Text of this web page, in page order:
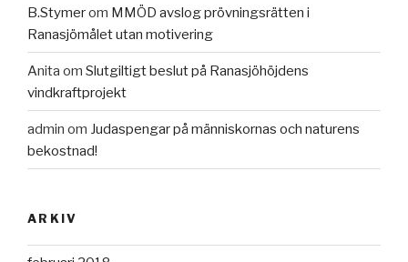
B.Stymerom MMÖD avslog prövningsrätten i
Ranasjömålet utan motivering
Anita om Slutgiltigt beslut på Ranasjöhöjdens
vindkraftprojekt
admin om Judaspengar på människornas och naturens
bekostnad!
ARKIV